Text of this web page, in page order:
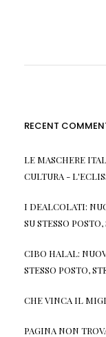
RECENT
LE MASCHERE
CULTURA -
I DEALCOLATI:
SUSTESSO POSTO,
CIBO HALAL:
STESSO POSTO,
CHE VINCA IL
PAGINA NON